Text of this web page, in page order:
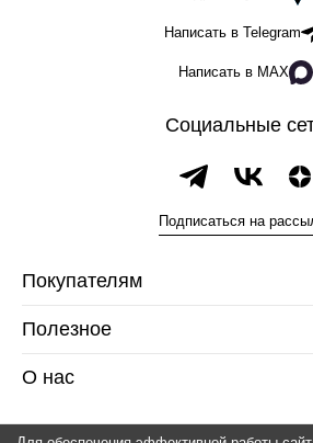
Написать в Telegram
Написать в MAX
Социальные
Подписаться на
Покупателям
Полезное
О нас